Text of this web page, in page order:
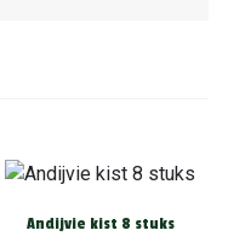
Andijvie kist 8 stuks